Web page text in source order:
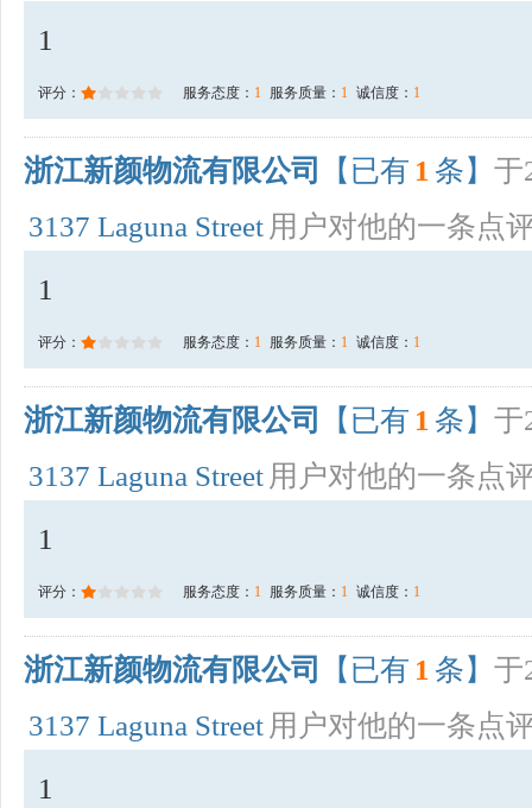
1
评分： 服务态度： 1 服务质量： 1 诚信度： 1
浙江新颜物流有限公司 【已有 1 条】 于
3137 Laguna Street 用户对他的一条点
1
评分： 服务态度： 1 服务质量： 1 诚信度： 1
浙江新颜物流有限公司 【已有 1 条】 于
3137 Laguna Street 用户对他的一条点
1
评分： 服务态度： 1 服务质量： 1 诚信度： 1
浙江新颜物流有限公司 【已有 1 条】 于
3137 Laguna Street 用户对他的一条点
1